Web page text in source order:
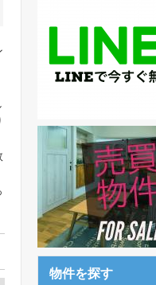
物件を探す